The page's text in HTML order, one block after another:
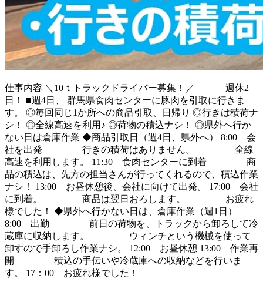
仕事内容 ＼10ｔトラックドライバー募集！／ 週休2
日！ ■週4日、 群馬県食肉センターに豚肉を引取に行きま
す。 ◎毎回同じ1か所への商品引取、日帰り ◎行きは積荷ナ
シ！ ◎全線高速を利用♪ ◎荷物の積込ナシ！ ◎県外へ行か
ない日は倉庫作業 ◆商品引取日（週4日、県外へ） 8:00 会
社を出発 行きの積荷はありません。 全線
高速を利用します。 11:30 食肉センターに到着 商
品の積込は、先方の担当さんが行ってくれるので、積込作業
ナシ！ 13:00 お昼休憩後、会社に向けて出発。 17:00 会社
に到着。 商品は翌日おろします。 お疲れ
様でした！ ◆県外へ行かない日は、倉庫作業（週1日）
8:00 出勤 前日の荷物を、トラックから卸ろして冷
蔵庫に収納します。 ウィンチという機械を使って
卸すので手卸ろし作業ナシ。 12:00 お昼休憩 13:00 作業再
開 積込の手伝いや冷蔵庫への収納などを行いま
す。 17：00 お疲れ様でした！